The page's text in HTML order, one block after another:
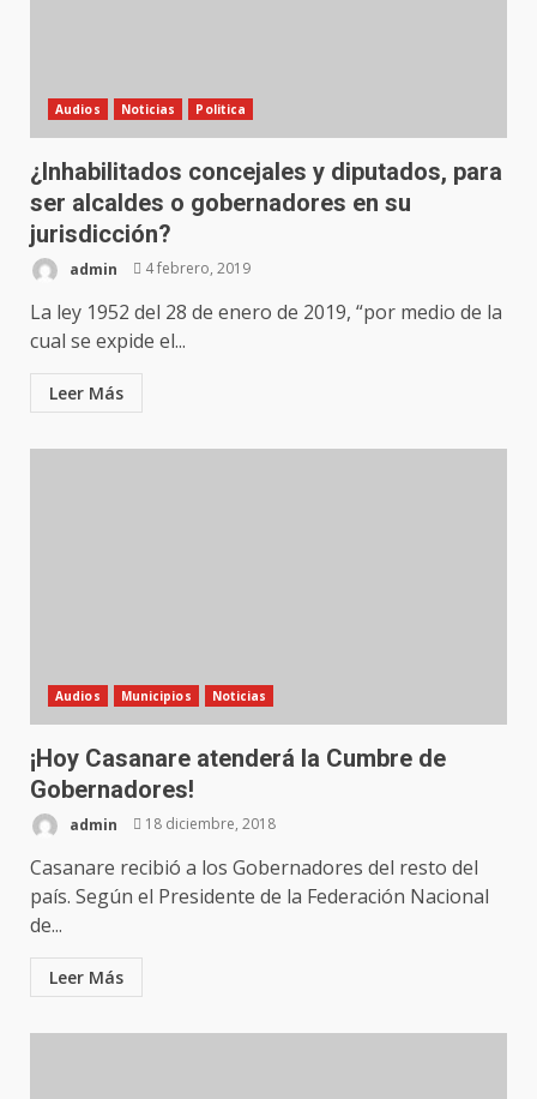
Audios Noticias Politica
¿Inhabilitados concejales y diputados, para
ser alcaldes o gobernadores en su
jurisdicción?
admin 4 febrero, 2019
La ley 1952 del 28 de enero de 2019, “por medio de la
cual se expide el...
Leer Más
Audios Municipios Noticias
¡Hoy Casanare atenderá la Cumbre de
Gobernadores!
admin 18 diciembre, 2018
Casanare recibió a los Gobernadores del resto del
país. Según el Presidente de la Federación Nacional
de...
Leer Más